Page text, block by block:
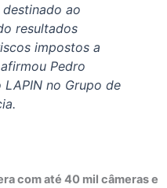
ao
resultados
impostos a
Pedro
no Grupo de
com até 40 mil câmeras e